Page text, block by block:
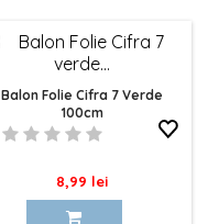
Balon Folie Cifra 7 Verde
100cm
Pret
8,99 lei